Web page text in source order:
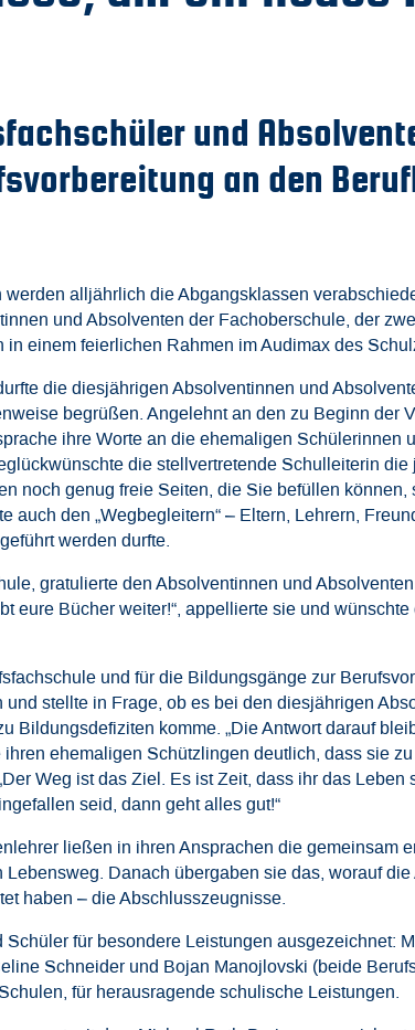
und
an den
alljährlich die Abgangsklassen
und Absolventen der Fachoberschule, der
einem feierlichen Rahmen im Audimax des
die diesjährigen Absolventinnen und
begrüßen. Angelehnt an den zu Beginn der
ihre Worte an die ehemaligen Schülerinnen
die stellvertretende Schulleiterin
noch genug freie Seiten, die Sie befüllen
auch den „Wegbegleitern“ – Eltern, Lehrern,
werden durfte.
gratulierte den Absolventinnen und
eure Bücher weiter!“, appellierte sie und
und für die Bildungsgänge zur
stellte in Frage, ob es bei den diesjährigen
Bildungsdefiziten komme. „Die Antwort darauf
ehemaligen Schützlingen deutlich, dass sie
Weg ist das Ziel. Es ist Zeit, dass ihr das
seid, dann geht alles gut!“
ließen in ihren Ansprachen die gemeinsam
Danach übergaben sie das, worauf
haben – die Abschlusszeugnisse.
für besondere Leistungen ausgezeichnet:
Schneider und Bojan Manojlovski (beide
für herausragende schulische Leistungen.